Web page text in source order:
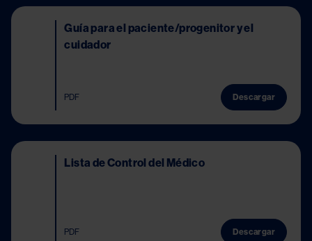
Guía para el paciente/progenitor y el
cuidador
PDF Descargar
Lista de Control del Médico
PDF Descargar